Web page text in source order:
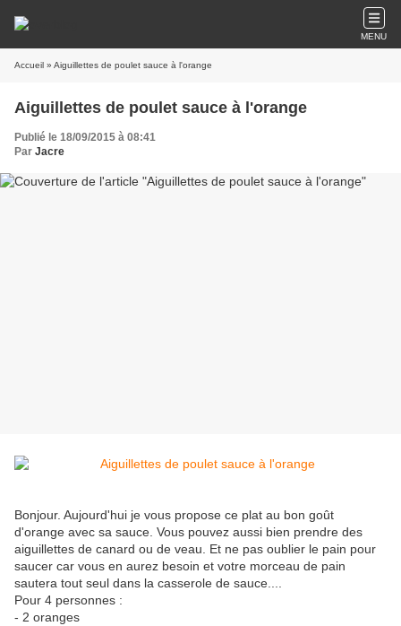
MENU
Accueil » Aiguillettes de poulet sauce à l'orange
Aiguillettes de poulet sauce à l'orange
Publié le 18/09/2015 à 08:41
Par Jacre
Bonjour. Aujourd'hui je vous propose ce plat au bon goût
d'orange avec sa sauce. Vous pouvez aussi bien prendre des
aiguillettes de canard ou de veau. Et ne pas oublier le pain pour
saucer car vous en aurez besoin et votre morceau de pain
sautera tout seul dans la casserole de sauce....
Pour 4 personnes :
- 2 oranges